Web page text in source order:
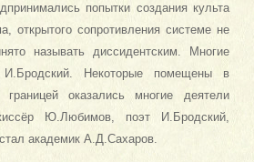
попытки создания культа
открытого сопротивления системе не
называть диссидентским. Многие
Некоторые помещены в
оказались многие деятели
Ю.Любимов, поэт И.Бродский,
академик А.Д.Сахаров.